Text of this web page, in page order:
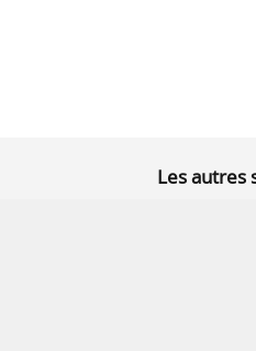
Les autres